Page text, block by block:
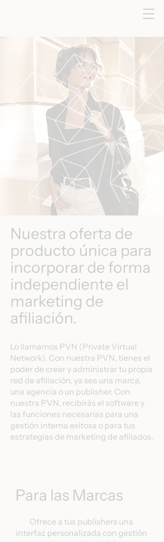
Nuestra oferta de
producto única para
incorporar de forma
independiente el
marketing de
afiliación.
Lo llamamos PVN (Private Virtual
Network). Con nuestra PVN, tienes el
poder de crear y administrar tu propia
red de afiliación, ya sea una marca,
una agencia o un publisher. Con
nuestra PVN, recibirás el software y
las funciones necesarias para una
gestión interna exitosa o para tus
estrategias de marketing de afiliados.
Para las Marcas
Ofrece a tus publishers una
interfaz personalizada con gestión